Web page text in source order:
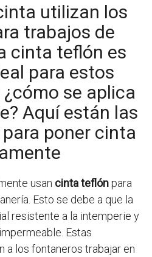
utilizan los
trabajos de
cinta teflón es
para estos
se aplica
Aquí están las
poner cinta
usan cinta teflónpara
Esto se debe a que la
resistente a la intemperie y
Estas
los fontaneros trabajar en